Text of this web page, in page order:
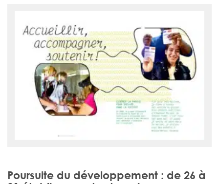
Poursuite du développement : de 26 à